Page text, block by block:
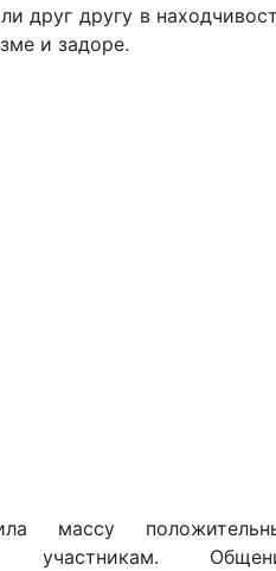
друг другу в
и задоре.
массу